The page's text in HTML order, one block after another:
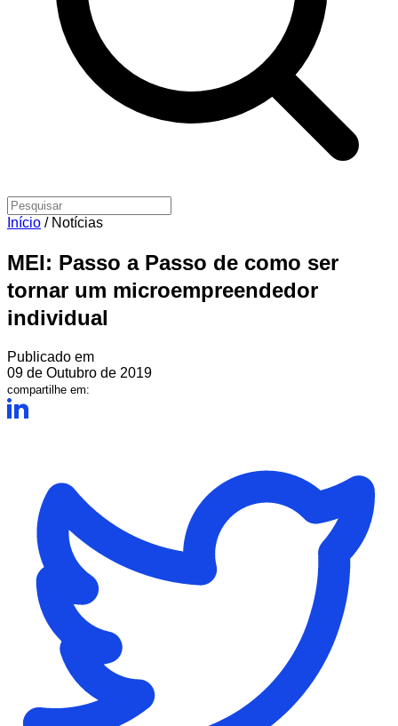
Início / Notícias
MEI: Passo a Passo de como ser
tornar um microempreendedor
individual
Publicado em
09 de Outubro de 2019
compartilhe em: